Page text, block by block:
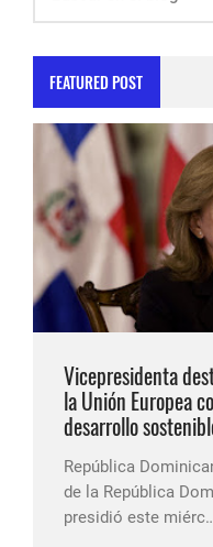
FEATURED POST
Vicepresidenta
la Unión Europea
desarrollo
República
de la República
presidió este